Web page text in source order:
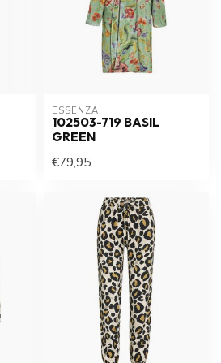
ESSENZA
102503-719 BASIL
GREEN
€79,95